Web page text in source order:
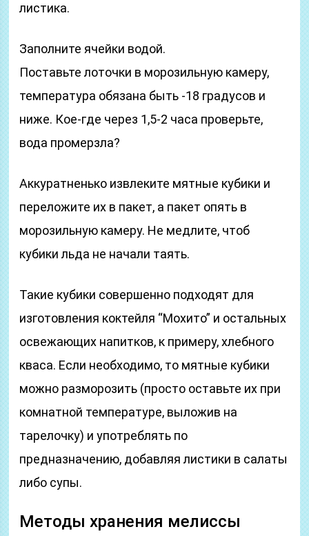
листика.
Заполните ячейки водой.
Поставьте лоточки в морозильную камеру,
температура обязана быть -18 градусов и
ниже. Кое-где через 1,5-2 часа проверьте,
вода промерзла?
Аккуратненько извлеките мятные кубики и
переложите их в пакет, а пакет опять в
морозильную камеру. Не медлите, чтоб
кубики льда не начали таять.
Такие кубики совершенно подходят для
изготовления коктейля “Мохито” и остальных
освежающих напитков, к примеру, хлебного
кваса. Если необходимо, то мятные кубики
можно разморозить (просто оставьте их при
комнатной температуре, выложив на
тарелочку) и употреблять по
предназначению, добавляя листики в салаты
либо супы.
Методы хранения мелиссы